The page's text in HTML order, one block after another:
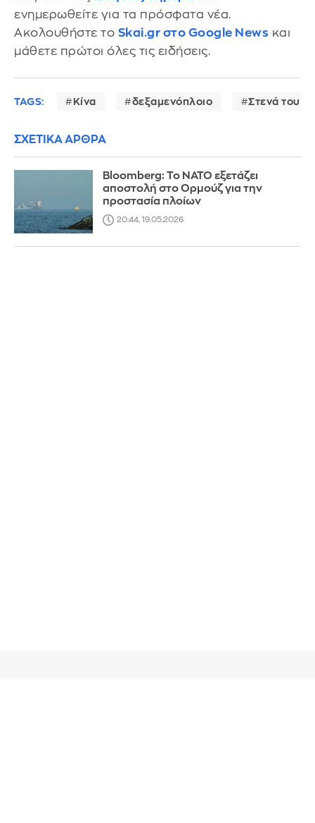
ενημερωθείτε για τα πρόσφατα νέα.
Ακολουθήστε το Skai.gr στο Google News και
μάθετε πρώτοι όλες τις ειδήσεις.
TAGS: Κίνα δεξαμενόπλοιο Στενά του
ΣΧΕΤΙΚΑ ΑΡΘΡΑ
Bloomberg: Το ΝΑΤΟ εξετάζει
αποστολή στο Ορμούζ για την
προστασία πλοίων
20:44, 19.05.2026